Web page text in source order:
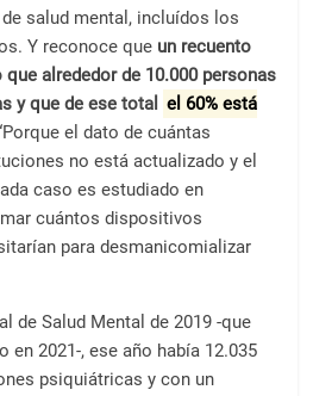
salud mental, incluídos los
Y reconoce que un recuento
que alrededor de 10.000 personas
y que de ese total
el 60% está
el dato de cuántas
no está actualizado y el
caso es estudiado en
cuántos dispositivos
para desmanicomializar
de Salud Mental de 2019 -que
en 2021-, ese año había 12.035
psiquiátricas y con un